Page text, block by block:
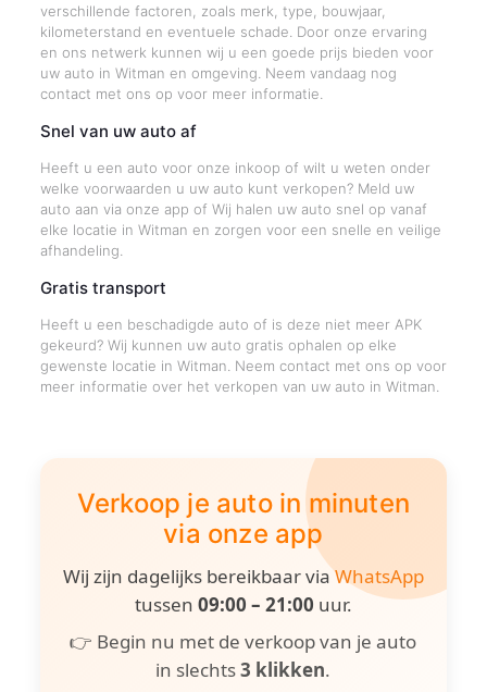
verschillende factoren, zoals merk, type, bouwjaar,
kilometerstand en eventuele schade. Door onze ervaring
en ons netwerk kunnen wij u een goede prijs bieden voor
uw auto in Witman en omgeving. Neem vandaag nog
contact met ons op voor meer informatie.
Snel van uw auto af
Heeft u een auto voor onze inkoop of wilt u weten onder
welke voorwaarden u uw auto kunt verkopen? Meld uw
auto aan via onze app of Wij halen uw auto snel op vanaf
elke locatie in Witman en zorgen voor een snelle en veilige
afhandeling.
Gratis transport
Heeft u een beschadigde auto of is deze niet meer APK
gekeurd? Wij kunnen uw auto gratis ophalen op elke
gewenste locatie in Witman. Neem contact met ons op voor
meer informatie over het verkopen van uw auto in Witman.
Verkoop je auto in minuten
via onze app
Wij zijn dagelijks bereikbaar viaWhatsApp
tussen 09:00 – 21:00 uur.
👉 Begin nu met de verkoop van je auto
in slechts3 klikken.